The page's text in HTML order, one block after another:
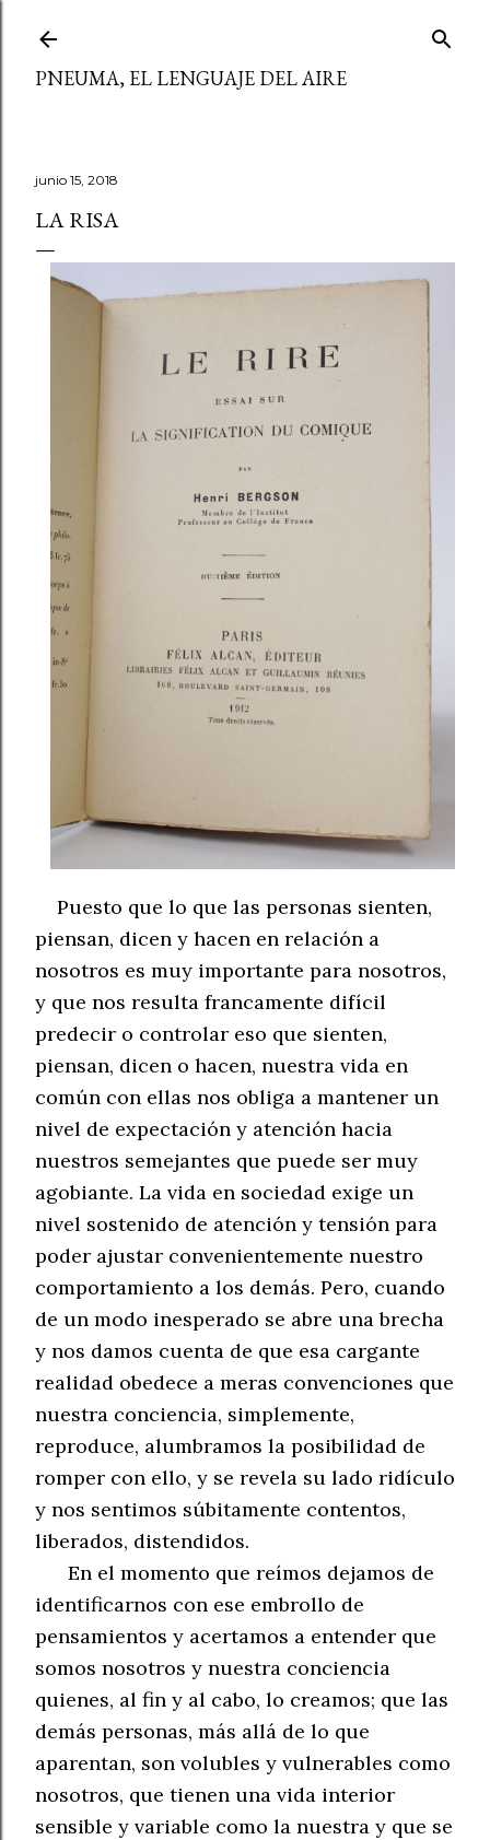
PNEUMA, EL LENGUAJE DEL AIRE
junio 15, 2018
LA RISA
Puesto que lo que las personas sienten,
piensan, dicen y hacen en relación a
nosotros es muy importante para nosotros,
y que nos resulta francamente difícil
predecir o controlar eso que sienten,
piensan, dicen o hacen, nuestra vida en
común con ellas nos obliga a mantener un
nivel de expectación y atención hacia
nuestros semejantes que puede ser muy
agobiante. La vida en sociedad exige un
nivel sostenido de atención y tensión para
poder ajustar convenientemente nuestro
comportamiento a los demás. Pero, cuando
de un modo inesperado se abre una brecha
y nos damos cuenta de que esa cargante
realidad obedece a meras convenciones que
nuestra conciencia, simplemente,
reproduce, alumbramos la posibilidad de
romper con ello, y se revela su lado ridículo
y nos sentimos súbitamente contentos,
liberados, distendidos.
En el momento que reímos dejamos de
identificarnos con ese embrollo de
pensamientos y acertamos a entender que
somos nosotros y nuestra conciencia
quienes, al fin y al cabo, lo creamos; que las
demás personas, más allá de lo que
aparentan, son volubles y vulnerables como
nosotros, que tienen una vida interior
sensible y variable como la nuestra y que se